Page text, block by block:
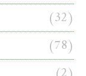
(32)
(78)